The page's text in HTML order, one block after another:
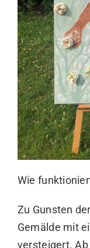
Wie
Zu Gunsten
Gemälde mit
versteigert.